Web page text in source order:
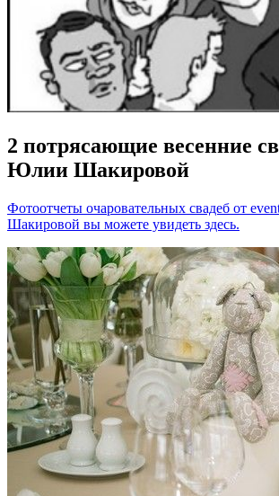
2 потрясающие весенние
Юлии Шакировой
Фотоотчеты очаровательных свадеб от
Шакировой вы можете увидеть здесь.